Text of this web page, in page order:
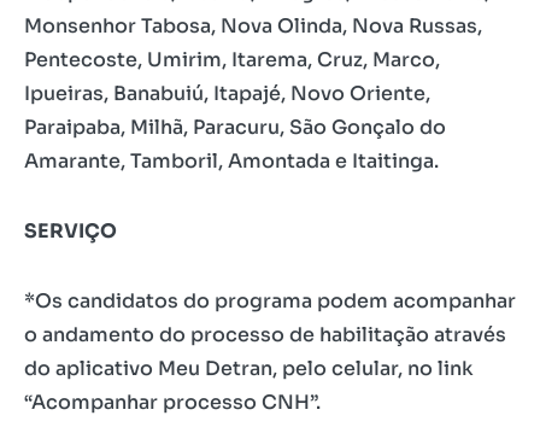
Monsenhor Tabosa, Nova Olinda, Nova Russas,
Pentecoste, Umirim, Itarema, Cruz, Marco,
Ipueiras, Banabuiú, Itapajé, Novo Oriente,
Paraipaba, Milhã, Paracuru, São Gonçalo do
Amarante, Tamboril, Amontada e Itaitinga.
SERVIÇO
*Os candidatos do programa podem acompanhar
o andamento do processo de habilitação através
do aplicativo Meu Detran, pelo celular, no link
“Acompanhar processo CNH”.